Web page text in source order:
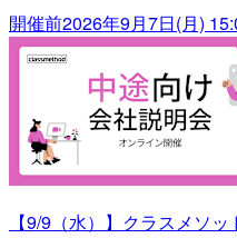
開催前2026年9月7日(月)
【9/9（水）】クラスメソ